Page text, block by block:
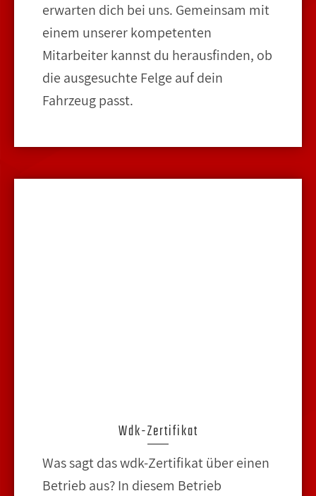
erwarten dich bei uns. Gemeinsam mit
einem unserer kompetenten
Mitarbeiter kannst du herausfinden, ob
die ausgesuchte Felge auf dein
Fahrzeug passt.
Wdk-Zertifikat
Was sagt das wdk-Zertifikat über einen
Betrieb aus? In diesem Betrieb